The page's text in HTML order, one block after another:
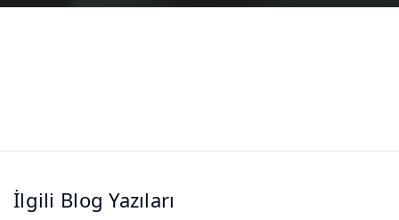
İlgili Blog Yazıları